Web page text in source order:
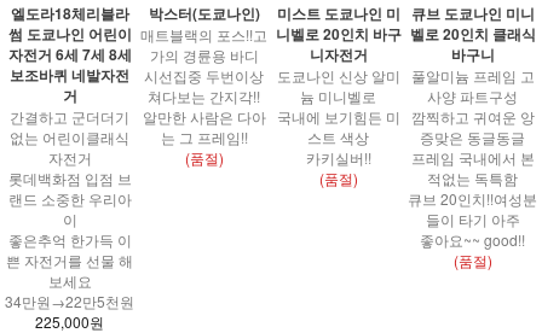
엘도라18체리블라
썸 도쿄나인 어린이
자전거 6세 7세 8세
보조바퀴 네발자전
거
간결하고 군더더기
없는 어린이클래식
자전거
롯데백화점 입점 브
랜드 소중한 우리아
이
좋은추억 한가득 이
쁜 자전거를 선물 해
보세요
34만원→22만5천원
225,000원
박스터(도쿄나인)
매트블랙의 포스!!고
가의 경륜용 바디
시선집중 두번이상
쳐다보는 간지각!!
알만한 사람은 다아
는 그 프레임!!
(품절)
미스트 도쿄나인 미
니벨로 20인치 바구
니자전거
도쿄나인 신상 알미
늄 미니벨로
국내에 보기힘든 미
스트 색상
카키실버!!
(품절)
큐브 도쿄나인 미니
벨로 20인치 클래식
바구니
풀알미늄 프레임 고
사양 파트구성
깜찍하고 귀여운 앙
증맞은 동글동글
프레임 국내에서 본
적없는 독특함
큐브 20인치!!여성분
들이 타기 아주
좋아요~~ good!!
(품절)